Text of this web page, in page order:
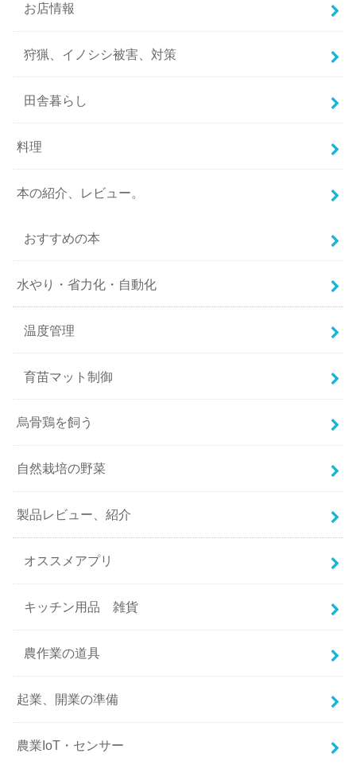
お店情報
狩猟、イノシシ被害、対策
田舎暮らし
料理
本の紹介、レビュー。
おすすめの本
水やり・省力化・自動化
温度管理
育苗マット制御
烏骨鶏を飼う
自然栽培の野菜
製品レビュー、紹介
オススメアプリ
キッチン用品 雑貨
農作業の道具
起業、開業の準備
農業IoT・センサー